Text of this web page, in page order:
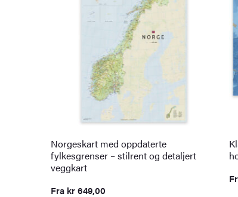
Norgeskart med oppdaterte
fylkesgrenser – stilrent og detaljert
veggkart
Fra kr649,00